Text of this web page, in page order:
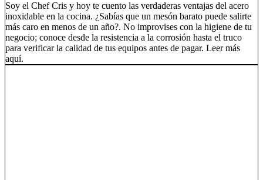
Soy el Chef Cris y hoy te cuento las verdaderas ventajas del acero
inoxidable en la cocina. ¿Sabías que un mesón barato puede salirte
más caro en menos de un año?. No improvises con la higiene de tu
negocio; conoce desde la resistencia a la corrosión hasta el truco
para verificar la calidad de tus equipos antes de pagar. Leer más
aquí.